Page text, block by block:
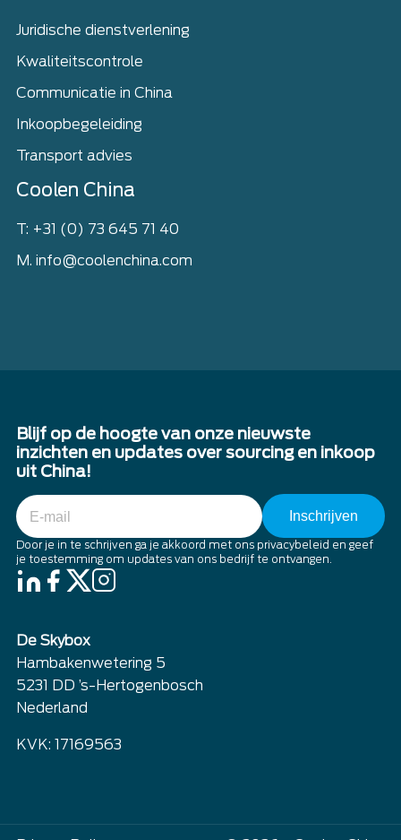
Juridische dienstverlening
Kwaliteitscontrole
Communicatie in China
Inkoopbegeleiding
Transport advies
Coolen China
T: +31 (0) 73 645 71 40
M. info@coolenchina.com
De Skybox
Hambakenwetering 5
5231 DD ’s-Hertogenbosch
Nederland
KVK: 17169563
Blijf op de hoogte van onze nieuwste
inzichten en updates over sourcing en inkoop
uit China!
E-
mail
Door je in te schrijven ga je akkoord met ons privacybeleid en geef
je toestemming om updates van ons bedrijf te ontvangen.